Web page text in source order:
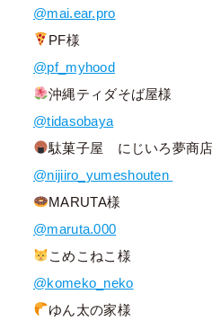
@mai.ear.pro
PF様
@pf_myhood
沖縄ティダそば屋様
@tidasobaya
駄菓子屋 にじいろ夢商
@nijiiro_yumeshouten
MARUTA様
@maruta.000
こめこねこ様
@komeko_neko
ゆん太の家様